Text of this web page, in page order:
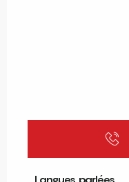
Langues parlées
Langues parlées